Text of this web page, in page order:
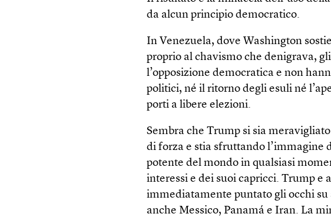
da alcun principio democratico.
In Venezuela, dove Washington
proprio al chavismo che denigrava,
l’opposizione democratica e non
politici, né il ritorno degli esuli né
porti a libere elezioni.
Sembra che Trump si sia
di forza e stia sfruttando l’immagine
potente del mondo in qualsiasi
interessi e dei suoi capricci. Trump e
immediatamente puntato gli occhi
anche Messico, Panamá e Iran. La